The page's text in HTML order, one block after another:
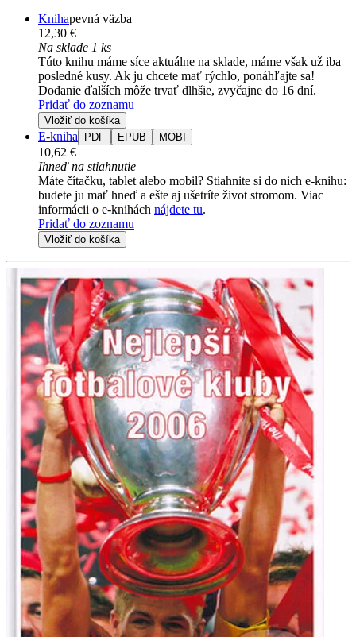
Knihapevná väzba
12,30 €
Na sklade 1 ks
Túto knihu máme síce aktuálne na sklade, máme však už iba
posledné kusy. Ak ju chcete mať rýchlo, ponáhľajte sa!
Dodanie ďalších môže trvať dlhšie, zvyčajne do 16 dní.
Pridať do zoznamu
Vložiť do košíka
E-kniha PDF EPUB MOBI
10,62 €
Ihneď na stiahnutie
Máte čítačku, tablet alebo mobil? Stiahnite si do nich e-knihu:
budete ju mať hneď a ešte aj ušetríte život stromom. Viac
informácii o e-knihách nájdete tu.
Pridať do zoznamu
Vložiť do košíka